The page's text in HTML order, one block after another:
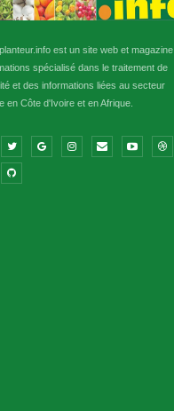
est un site web et magazine
spécialisé dans le traitement de
et des informations liées au secteur
en Côte d'Ivoire et en Afrique.